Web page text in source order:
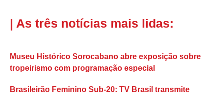
| As três notícias mais lidas:
Museu Histórico Sorocabano abre exposição sobre
tropeirismo com programação especial
Brasileirão Feminino Sub-20: TV Brasil transmite